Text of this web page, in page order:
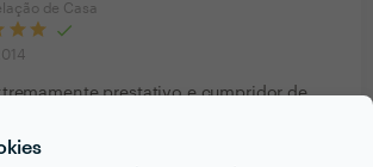
de Casa
prestativo e cumpridor de